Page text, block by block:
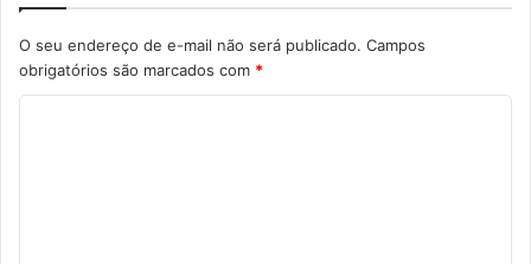
O seu endereço de e-mail não será publicado. Campos
obrigatórios são marcados com *